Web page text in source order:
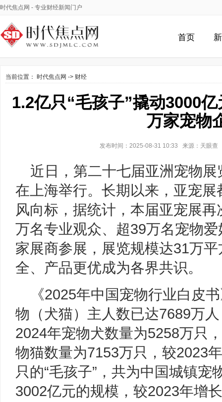
时代焦点网 - 专业财经新闻门户
首页
当前位置： 时代焦点网 -> 财经
1.2亿只“毛孩子”撬动3000
万家宠物
发布时间：2025-08-31 10:33 来源：天眼
近日，第二十七届亚洲宠物
在上海举行。长期以来，亚宠
风向标，据统计，本届亚宠展
万名专业观众、超39万名宠物
家展商参展，展览规模达31万
全、产品更优成为各界共识。
《2025年中国宠物行业白皮
物（犬猫）主人数已达7689万
2024年宠物犬数量为5258万只
物猫数量为7153万只，较2023
只的“毛孩子”，共为中国城镇
3002亿元的规模，较2023年增